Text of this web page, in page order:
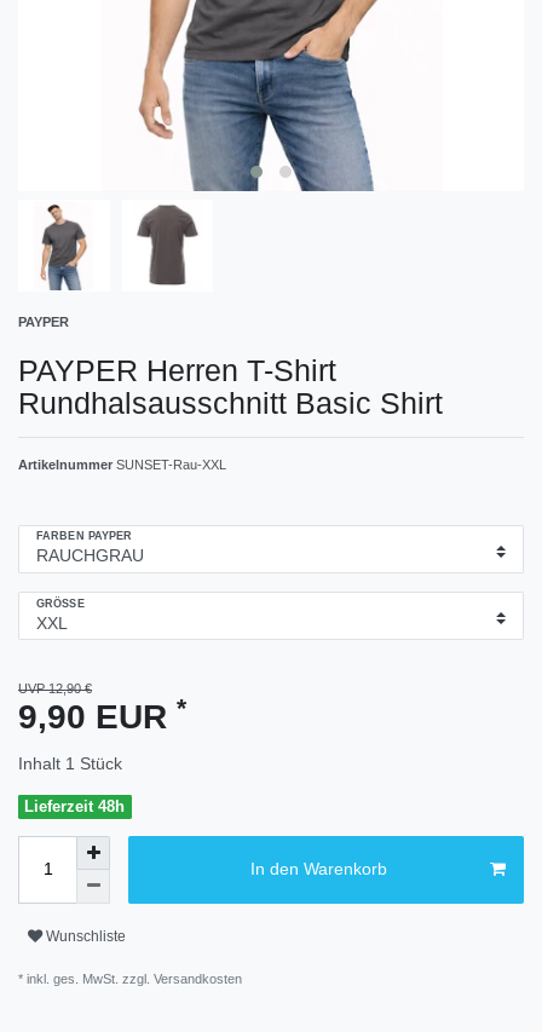
PAYPER
PAYPER Herren T-Shirt
Rundhalsausschnitt Basic Shirt
Artikelnummer SUNSET-Rau-XXL
FARBEN PAYPER
GRÖSSE
UVP 12,90 €
9,90 EUR *
Inhalt 1 Stück
Lieferzeit 48h
In den Warenkorb
Wunschliste
* inkl. ges. MwSt. zzgl. Versandkosten